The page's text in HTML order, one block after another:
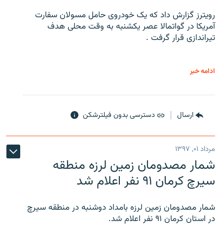
رویترز گزارش داد که یک خودروی حامل مسولان سفارت
آمریکا در گواتمالا عصر یکشنبه به وقت محلی هدف
تیراندازی قرار گرفت .
ادامه خبر
ارسال دسترسی بدون فیلترشکن
مرداد ۰۱, ۱۳۹۷
شمار مصدومان زمین لرزه منطقه
سیرچ کرمان ۹۱ نفر اعلام شد
شمار مصدومان زمین لرزه بامداد دوشنبه در منطقه سیرچ
در استان کرمان ۹۱ نفر اعلام شد.